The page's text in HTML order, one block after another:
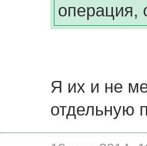
операция,
Я их и не
отдельную